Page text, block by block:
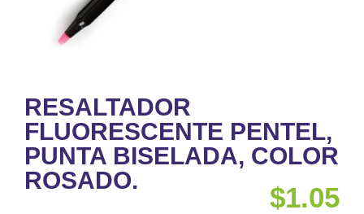
RESALTADOR
FLUORESCENTE PENTEL,
PUNTA BISELADA, COLOR
ROSADO.
$1.05